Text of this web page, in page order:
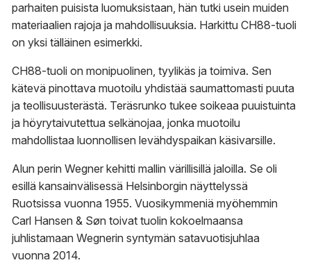
parhaiten puisista luomuksistaan, hän tutki usein muiden
materiaalien rajoja ja mahdollisuuksia. Harkittu CH88-tuoli
on yksi tälläinen esimerkki.
CH88-tuoli on monipuolinen, tyylikäs ja toimiva. Sen
kätevä pinottava muotoilu yhdistää saumattomasti puuta
ja teollisuusterästä. Teräsrunko tukee soikeaa puuistuinta
ja höyrytaivutettua selkänojaa, jonka muotoilu
mahdollistaa luonnollisen levähdyspaikan käsivarsille.
Alun perin Wegner kehitti mallin värillisillä jaloilla. Se oli
esillä kansainvälisessä Helsinborgin näyttelyssä
Ruotsissa vuonna 1955. Vuosikymmeniä myöhemmin
Carl Hansen & Søn toivat tuolin kokoelmaansa
juhlistamaan Wegnerin syntymän satavuotisjuhlaa
vuonna 2014.